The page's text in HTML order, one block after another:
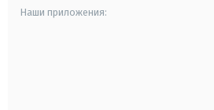
Наши приложения: